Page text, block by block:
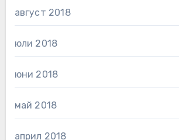
август 2018
юли 2018
юни 2018
май 2018
април 2018